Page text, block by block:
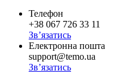
Телефон
+38 067 726 33 11
Зв’язатись
Електронна пошта
support@temo.ua
Зв’язатись